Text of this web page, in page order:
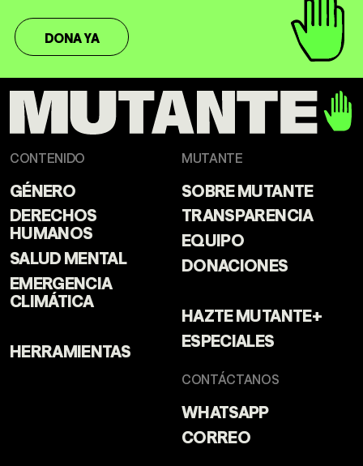
DONA YA
CONTENIDO
GÉNERO
DERECHOS
HUMANOS
SALUD MENTAL
EMERGENCIA
CLIMÁTICA
HERRAMIENTAS
MUTANTE
SOBRE MUTANTE
TRANSPARENCIA
EQUIPO
DONACIONES
HAZTE MUTANTE+
ESPECIALES
CONTÁCTANOS
WHATSAPP
CORREO